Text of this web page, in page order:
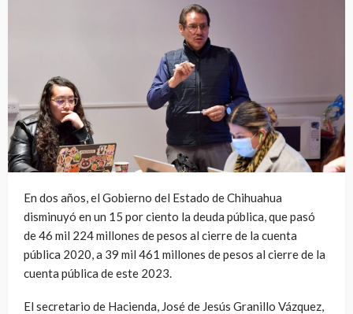
En dos años, el Gobierno del Estado de Chihuahua
disminuyó en un 15 por ciento la deuda pública, que pasó
de 46 mil 224 millones de pesos al cierre de la cuenta
pública 2020, a 39 mil 461 millones de pesos al cierre de la
cuenta pública de este 2023.
El secretario de Hacienda, José de Jesús Granillo Vázquez,